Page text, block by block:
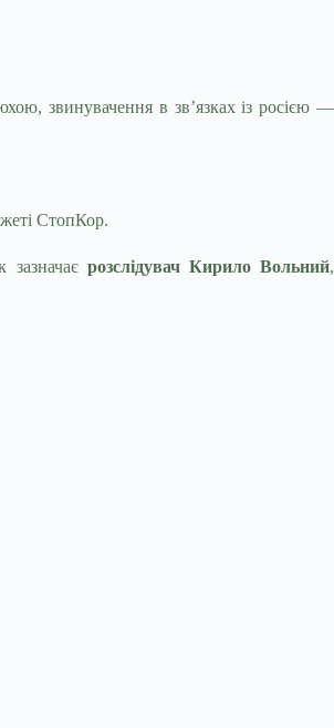
звинувачення в зв’язках із росією —
СтопКор.
зазначає розслідувач Кирило Вольний,